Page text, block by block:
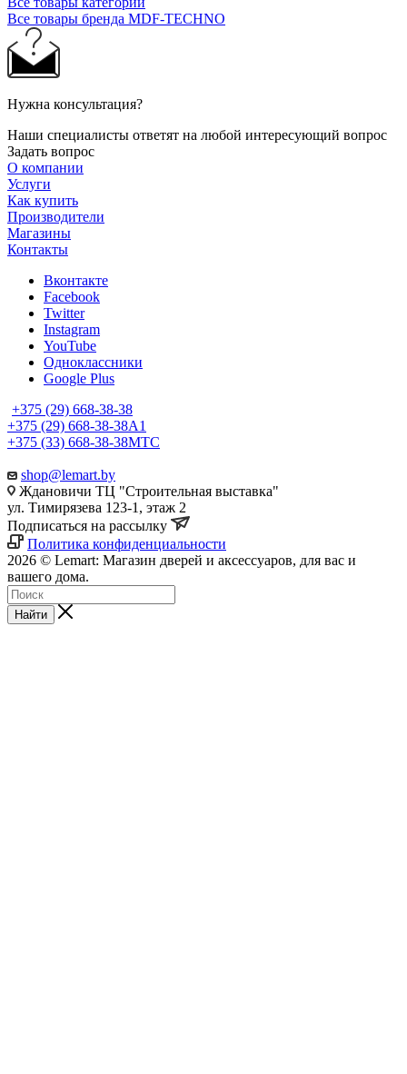
Все товары бренда MDF-TECHNO
Нужна консультация?
Наши специалисты ответят на любой интересующий вопрос
Задать вопрос
О компании
Услуги
Как купить
Производители
Магазины
Контакты
Вконтакте
Facebook
Twitter
Instagram
YouTube
Одноклассники
Google Plus
+375 (29) 668-38-38
+375 (29) 668-38-38A1
+375 (33) 668-38-38МТС
shop@lemart.by
Ждановичи ТЦ "Строительная выставка"
ул. Тимирязева 123-1, этаж 2
Подписаться на рассылку
Политика конфиденциальности
2026 © Lemart: Магазин дверей и аксессуаров, для вас и
вашего дома.
Найти